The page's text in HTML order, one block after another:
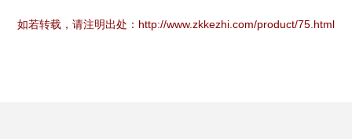
如若转载，请注明出处：http://www.zkkezhi.com/product/75.html